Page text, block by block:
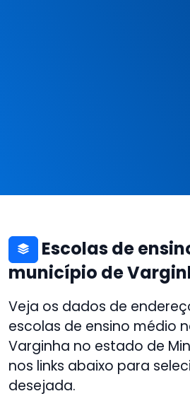
Escolas de
município de
Veja os dados de
escolas de ensino médio
Varginha no estado de
nos links abaixo para
desejada.